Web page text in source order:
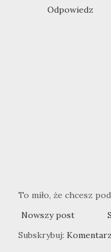
Odpowiedz
To miło, że chcesz
Nowszy post
Subskrybuj: